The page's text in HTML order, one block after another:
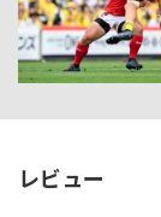
レビュー